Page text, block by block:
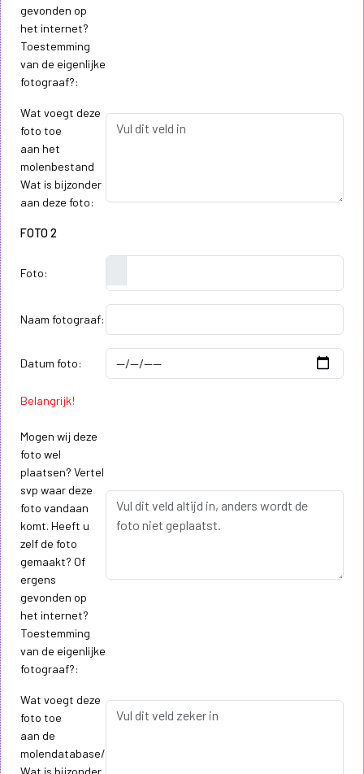
gevonden op
het internet?
Toestemming
van de eigenlijke
fotograaf?:
Wat voegt deze
foto toe
aan het
molenbestand
Wat is bijzonder
aan deze foto:
FOTO 2
Foto:
Naam fotograaf:
Datum foto:
Belangrijk!
Mogen wij deze
foto wel
plaatsen? Vertel
svp waar deze
foto vandaan
komt. Heeft u
zelf de foto
gemaakt? Of
ergens
gevonden op
het internet?
Toestemming
van de eigenlijke
fotograaf?:
Wat voegt deze
foto toe
aan de
molendatabase/
Wat is bijzonder